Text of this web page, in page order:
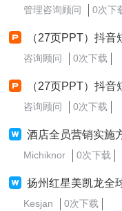
管理咨询顾问 0次下
（27页PPT）抖
咨询顾问 0次下载
（27页PPT）抖
咨询顾问 0次下载
酒店全员营销实施
Michiknor 0次下载
扬州红星美凯龙全球家
Kesjan 0次下载